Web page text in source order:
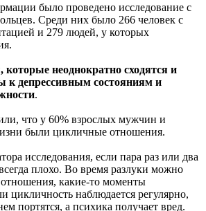
было проведено исследование с
Среди них было 266 человек с
и 279 людей, у которых
которые неоднократно сходятся и
к депрессивным состояниям и
.
что у 60% взрослых мужчин и
были цикличные отношения.
исследования, если пара раз или два
плохо. Во время разлуки можно
какие-то моменты
цикличность наблюдается регулярно,
портятся, а психика получает вред.